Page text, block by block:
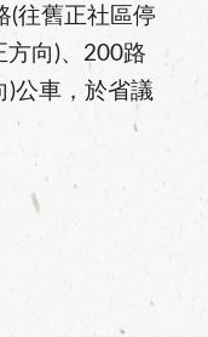
(往舊正社區停
方向)、200路
)公車，於省議